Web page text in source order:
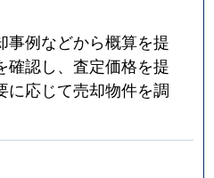
事例などから概算を提
確認し、査定価格を提
に応じて売却物件を調